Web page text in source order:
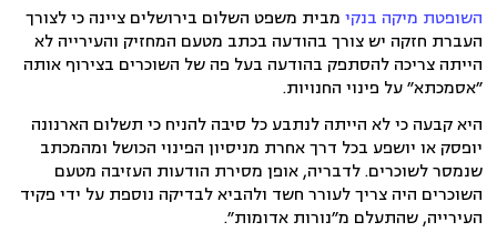
השופטת מיקה בנקי מבית משפט השלום בירושלים ציינה כי לצורך
העברת חזקה יש צורך בהודעה בכתב מטעם המחזיק והעירייה לא
הייתה צריכה להסתפק בהודעה בעל פה של השוכרים בצירוף אותה
״אסמכתא״ על פינוי החנויות.
היא קבעה כי לא הייתה לנתבע כל סיבה להניח כי תשלום הארנונה
יופסק או יושפע בכל דרך אחרת מניסיון הפינוי הכושל ומהמכתב
שנמסר לשוכרים. לדבריה, אופן מסירת הודעות העזיבה מטעם
השוכרים היה צריך לעורר חשד ולהביא לבדיקה נוספת על ידי פקיד
העירייה, שהתעלם מ״נורות אדומות״.